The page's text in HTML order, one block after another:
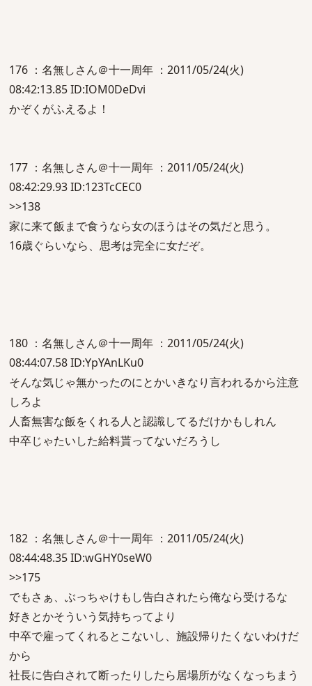
176 ：名無しさん＠十一周年 ：2011/05/24(火)
08:42:13.85 ID:IOM0DeDvi
かぞくがふえるよ！
177 ：名無しさん＠十一周年 ：2011/05/24(火)
08:42:29.93 ID:123TcCEC0
>>138
家に来て飯まで食うなら女のほうはその気だと思う。
16歳ぐらいなら、思考は完全に女だぞ。
180 ：名無しさん＠十一周年 ：2011/05/24(火)
08:44:07.58 ID:YpYAnLKu0
そんな気じゃ無かったのにとかいきなり言われるから注意
しろよ
人畜無害な飯をくれる人と認識してるだけかもしれん
中卒じゃたいした給料貰ってないだろうし
182 ：名無しさん＠十一周年 ：2011/05/24(火)
08:44:48.35 ID:wGHY0seW0
>>175
でもさぁ、ぶっちゃけもし告白されたら俺なら受けるな
好きとかそういう気持ちってより
中卒で雇ってくれるとこないし、施設帰りたくないわけだ
から
社長に告白されて断ったりしたら居場所がなくなっちまう